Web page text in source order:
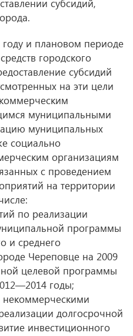
субсидий,
году и плановом периоде
городского
субсидий
на эти цели
муниципальными
муниципальных
социально
организациям
с проведением
на территории
по реализации
программы
и среднего
Череповце на 2009
целевой программы
годы;
долгосрочной
инвестиционного